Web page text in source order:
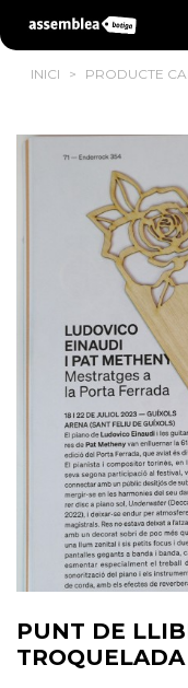
INICI > PRODUCTE
PUNT DE
TROQUELADA